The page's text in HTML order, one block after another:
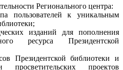
Регионального центра:
к уникальным
изданий для пополнения
ресурса Президентской
Президентской библиотеки и
проектов